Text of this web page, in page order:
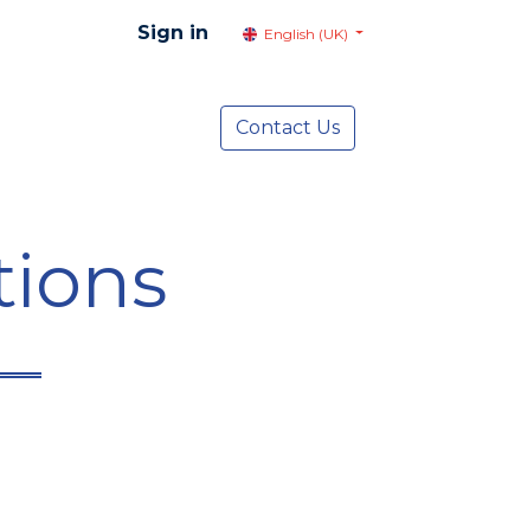
Sign in English (UK)
Social Advocacy Services
Contact Us